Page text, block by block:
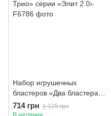
Набор игрушечных
бластеров «Два бластера
Трио» серии «Элит 2.0»
714 грн 1 125 грн